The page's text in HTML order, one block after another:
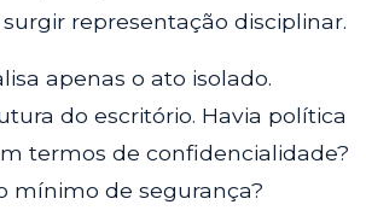
representação disciplinar.
apenas o ato isolado.
do escritório. Havia política
termos de confidencialidade?
mínimo de segurança?